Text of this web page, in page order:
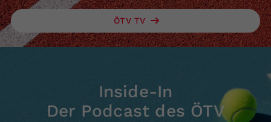
ÖTV TV
Inside-In
Der Podcast des ÖTV